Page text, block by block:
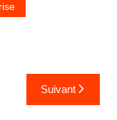
Suivant